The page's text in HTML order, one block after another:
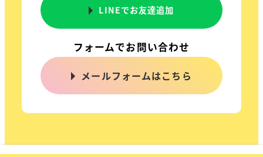
LINEでお友達追加
フォームでお問い合わせ
メールフォームはこちら